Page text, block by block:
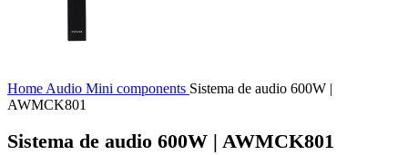
Home Audio Mini components Sistema de audio 600W |
AWMCK801
Sistema de audio 600W | AWMCK801